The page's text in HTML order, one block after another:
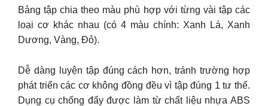
Bảng tập chia theo màu phù hợp với từng vài tập các
loại cơ khác nhau (có 4 màu chính: Xanh Lá, Xanh
Dương, Vàng, Đỏ).
Dễ dàng luyện tập đúng cách hơn, tránh trường hợp
phát triển các cơ không đồng đều vì tập đúng 1 tư thế.
Dụng cụ chống đẩy được làm từ chất liệu nhựa ABS